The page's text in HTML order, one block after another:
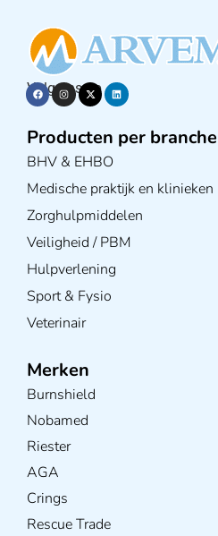
Volg ons op
Producten per branche
BHV & EHBO
Medische praktijk en klinieken
Zorghulpmiddelen
Veiligheid / PBM
Hulpverlening
Sport & Fysio
Veterinair
Merken
Burnshield
Nobamed
Riester
AGA
Crings
Rescue Trade